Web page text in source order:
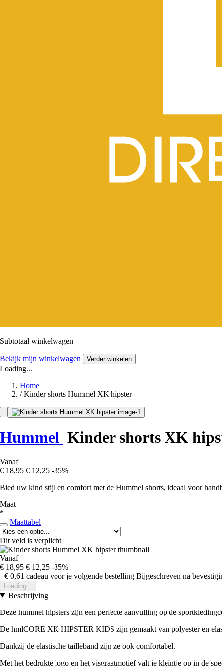
Subtotaal winkelwagen
Bekijk mijn winkelwagen Verder winkelen
Loading...
Home
/ Kinder shorts Hummel XK hipster
Hummel Kinder shorts XK
Vanaf
€ 18,95 € 12,25 -35%
Bied uw kind stijl en comfort met de Hummel shorts, ideaal voor
Maat
*
Maattabel
Dit veld is verplicht
Vanaf
€ 18,95 € 12,25 -35%
+€ 0,61 cadeau voor je volgende bestelling Bijgeschreven na
Loading...
Beschrijving
Deze hummel hipsters zijn een perfecte aanvulling op de
De hmlCORE XK HIPSTER KIDS zijn gemaakt van polyester en
Dankzij de elastische tailleband zijn ze ook comfortabel.
Met het bedrukte logo en het visgraatmotief valt je kleintje op in de